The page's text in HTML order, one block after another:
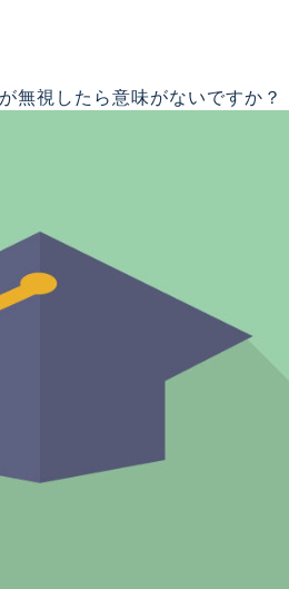
無視したら意味がないですか？